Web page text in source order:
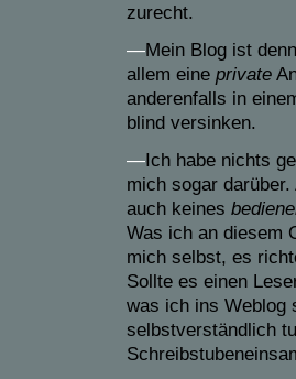
zurecht.
—Mein Blog ist
allem eine private
anderenfalls in
blind versinken.
—Ich habe nichts
mich sogar
auch keines
Was ich an diesem
mich selbst, es
Sollte es einen
was ich ins Weblog
selbstverständlich
Schreibstubene